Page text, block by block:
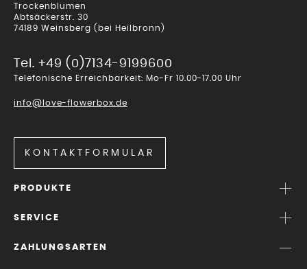
Trockenblumen
Abtsäckerstr. 30
74189 Weinsberg (bei Heilbronn)
Tel. +49 (0)7134-9199600
Telefonische Erreichbarkeit: Mo-Fr 10.00-17.00 Uhr
info@love-flowerbox.de
KONTAKTFORMULAR
PRODUKTE
SERVICE
ZAHLUNGSARTEN